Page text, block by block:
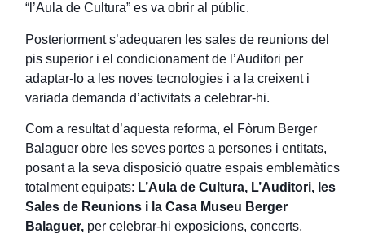
“l’Aula de Cultura” es va obrir al públic.
Posteriorment s’adequaren les sales de reunions del
pis superior i el condicionament de l’Auditori per
adaptar-lo a les noves tecnologies i a la creixent i
variada demanda d’activitats a celebrar-hi.
Com a resultat d’aquesta reforma, el Fòrum Berger
Balaguer obre les seves portes a persones i entitats,
posant a la seva disposició quatre espais emblemàtics
totalment equipats: L’Aula de Cultura, L’Auditori, les
Sales de Reunions i la Casa Museu Berger
Balaguer, per celebrar-hi exposicions, concerts,